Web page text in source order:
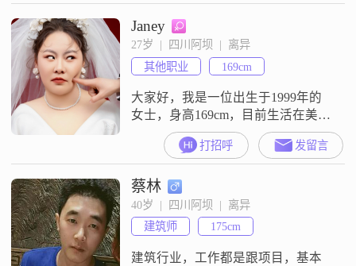
Janey
27岁  |  四川阿坝  |  离异
其他职业
169cm
大家好，我是一位出生于1999年的
女士，身高169cm，目前生活在美丽
的阿坝##3002##我的收入适中，每
月在3000元以下，虽然不算高薪，
但足够我享受生活的点点滴滴
##3002##学历方面，我完成了高中
及以下的教育，但这并不妨碍我对
生活的热爱和追求##3002##我性格
开朗，总是爱笑，善于发现生活中
的美好##300
打招呼 发留言
蔡林
40岁  |  四川阿坝  |  离异
建筑师
175cm
建筑行业，工作都是跟项目，基本